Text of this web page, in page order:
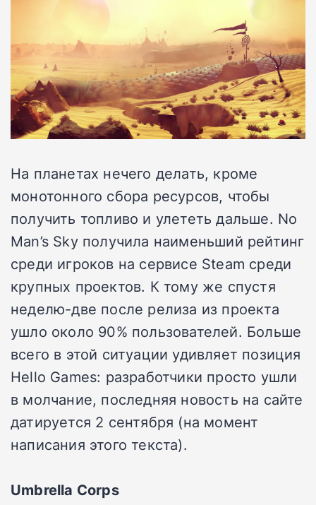
На планетах нечего делать, кроме
монотонного сбора ресурсов, чтобы
получить топливо и улететь дальше. No
Man’s Sky получила наименьший рейтинг
среди игроков на сервисе Steam среди
крупных проектов. К тому же спустя
неделю-две после релиза из проекта
ушло около 90% пользователей. Больше
всего в этой ситуации удивляет позиция
Hello Games: разработчики просто ушли
в молчание, последняя новость на сайте
датируется 2 сентября (на момент
написания этого текста).
Umbrella Corps